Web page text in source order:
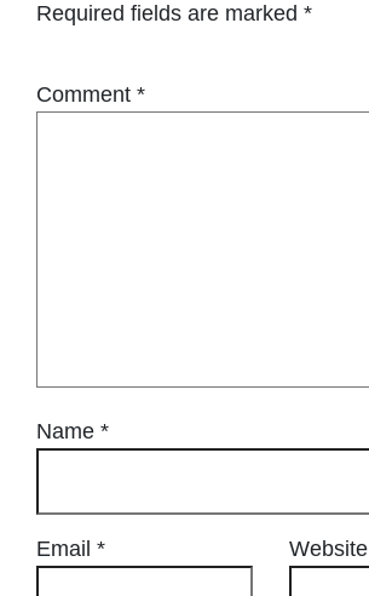
Required fields are marked *
Comment *
Name *
Email * Website